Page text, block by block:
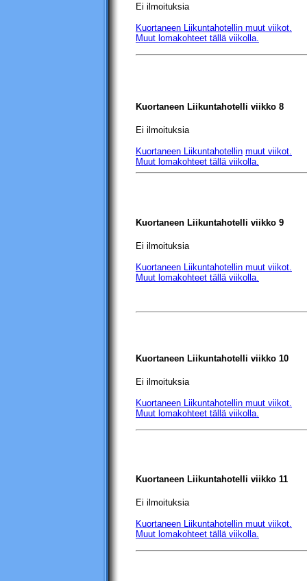
Ei ilmoituksia
Kuortaneen Liikuntahotellin muut viikot.
Muut lomakohteet tällä viikolla.
Kuortaneen Liikuntahotelli viikko 8
Ei ilmoituksia
Kuortaneen Liikuntahotellin muut viikot.
Muut lomakohteet tällä viikolla.
Kuortaneen Liikuntahotelli viikko 9
Ei ilmoituksia
Kuortaneen Liikuntahotellin muut viikot.
Muut lomakohteet tällä viikolla.
Kuortaneen Liikuntahotelli viikko 10
Ei ilmoituksia
Kuortaneen Liikuntahotellin muut viikot.
Muut lomakohteet tällä viikolla.
Kuortaneen Liikuntahotelli viikko 11
Ei ilmoituksia
Kuortaneen Liikuntahotellin muut viikot.
Muut lomakohteet tällä viikolla.